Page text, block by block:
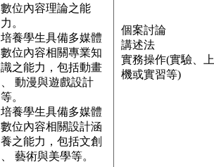
數位內容理論之能
力。
培養學生具備多媒體
數位內容相關專業知
識之能力，包括動畫
、 動漫與遊戲設計
等。
培養學生具備多媒體
數位內容相關設計涵
養之能力，包括文創
、 藝術與美學等。
個案討論
講述法
實務操作(實驗、上
機或實習等)